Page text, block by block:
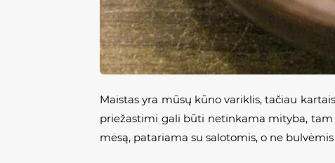
Maistas yra mūsų kūno variklis, tačiau
priežastimi gali būti netinkama mityba,
mėsą, patariama su salotomis, o ne